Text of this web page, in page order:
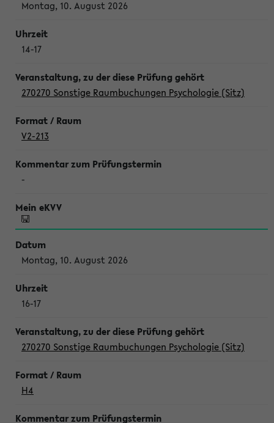
Montag, 10. August 2026
14-17
270270 Sonstige Raumbuchungen Psychologie (Sitz)
V2-213
-
Montag, 10. August 2026
16-17
270270 Sonstige Raumbuchungen Psychologie (Sitz)
H4